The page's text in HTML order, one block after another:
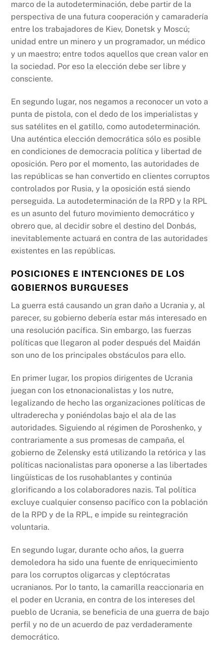
marco de la autodeterminación, debe partir de la
perspectiva de una futura cooperación y camaradería
entre los trabajadores de Kiev, Donetsk y Moscú;
unidad entre un minero y un programador, un médico
y un maestro; entre todos aquellos que crean valor en
la sociedad. Por eso la elección debe ser libre y
consciente.
En segundo lugar, nos negamos a reconocer un voto a
punta de pistola, con el dedo de los imperialistas y
sus satélites en el gatillo, como autodeterminación.
Una auténtica elección democrática sólo es posible
en condiciones de democracia política y libertad de
oposición. Pero por el momento, las autoridades de
las repúblicas se han convertido en clientes corruptos
controlados por Rusia, y la oposición está siendo
perseguida. La autodeterminación de la RPD y la RPL
es un asunto del futuro movimiento democrático y
obrero que, al decidir sobre el destino del Donbás,
inevitablemente actuará en contra de las autoridades
existentes en las repúblicas.
POSICIONES E INTENCIONES DE LOS
GOBIERNOS BURGUESES
La guerra está causando un gran daño a Ucrania y, al
parecer, su gobierno debería estar más interesado en
una resolución pacífica. Sin embargo, las fuerzas
políticas que llegaron al poder después del Maidán
son uno de los principales obstáculos para ello.
En primer lugar, los propios dirigentes de Ucrania
juegan con los etnonacionalistas y los nutre,
legalizando de hecho las organizaciones políticas de
ultraderecha y poniéndolas bajo el ala de las
autoridades. Siguiendo al régimen de Poroshenko, y
contrariamente a sus promesas de campaña, el
gobierno de Zelensky está utilizando la retórica y las
políticas nacionalistas para oponerse a las libertades
lingüísticas de los rusohablantes y continúa
glorificando a los colaboradores nazis. Tal política
excluye cualquier consenso pacífico con la población
de la RPD y de la RPL, e impide su reintegración
voluntaria.
En segundo lugar, durante ocho años, la guerra
demoledora ha sido una fuente de enriquecimiento
para los corruptos oligarcas y cleptócratas
ucranianos. Por lo tanto, la camarilla reaccionaria en
el poder en Ucrania, en contra de los intereses del
pueblo de Ucrania, se beneficia de una guerra de bajo
perfil y no de un acuerdo de paz verdaderamente
democrático.